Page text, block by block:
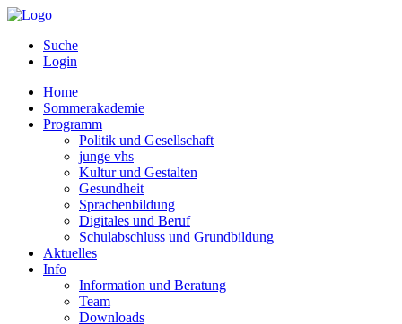
Suche
Login
Home
Sommerakademie
Programm
Politik und Gesellschaft
junge vhs
Kultur und Gestalten
Gesundheit
Sprachenbildung
Digitales und Beruf
Schulabschluss und Grundbildung
Aktuelles
Info
Information und Beratung
Team
Downloads